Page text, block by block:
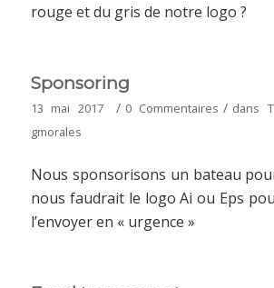
rouge et du gris de notre logo ?
Sponsoring
13 mai 2017 / 0 Commentaires / dans
gmorales
Nous sponsorisons un bateau
nous faudrait le logo Ai ou Eps
l’envoyer en « urgence »